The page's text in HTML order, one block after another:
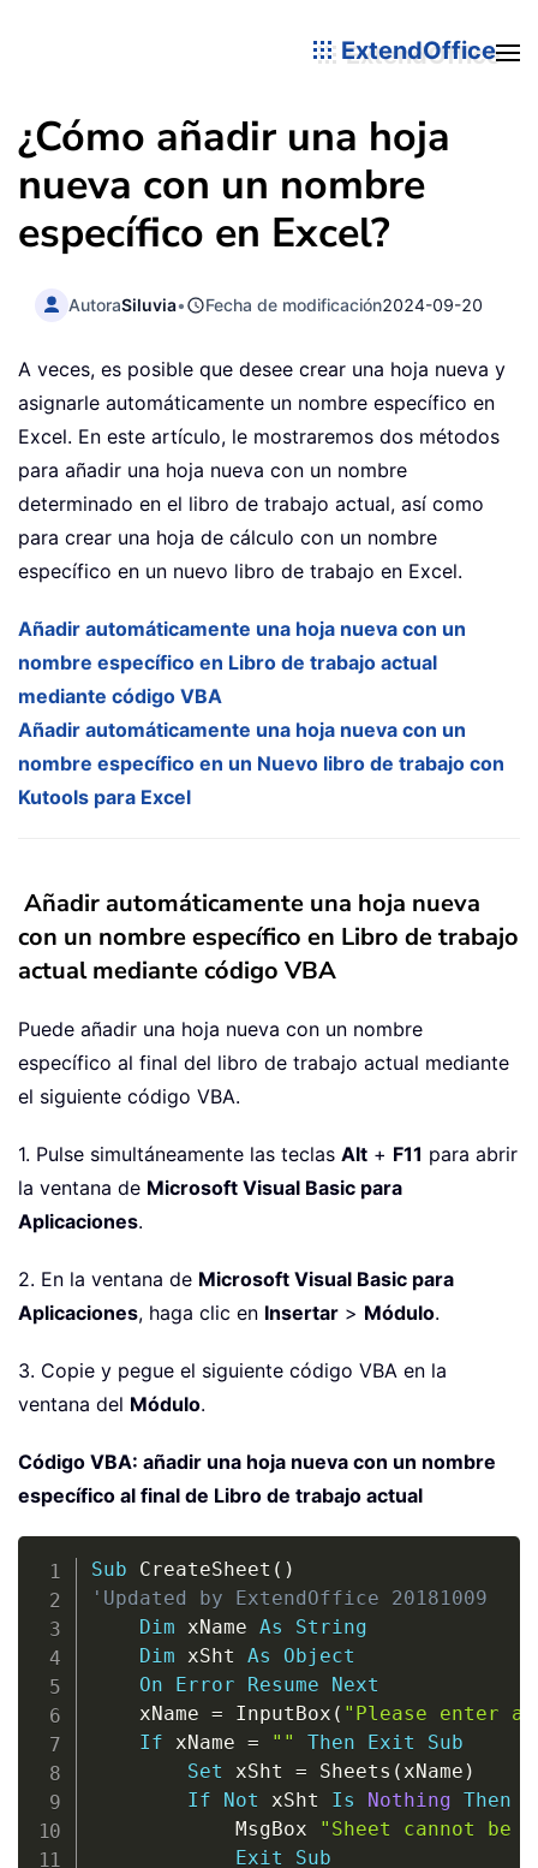
ExtendOffice
¿Cómo añadir una hoja
nueva con un nombre
específico en Excel?
AutoraSiluvia• Fecha de modificación2024-09-20
A veces, es posible que desee crear una hoja nueva y
asignarle automáticamente un nombre específico en
Excel. En este artículo, le mostraremos dos métodos
para añadir una hoja nueva con un nombre
determinado en el libro de trabajo actual, así como
para crear una hoja de cálculo con un nombre
específico en un nuevo libro de trabajo en Excel.
Añadir automáticamente una hoja nueva con un
nombre específico en Libro de trabajo actual
mediante código VBA
Añadir automáticamente una hoja nueva con un
nombre específico en un Nuevo libro de trabajo con
Kutools para Excel
Añadir automáticamente una hoja nueva
con un nombre específico en Libro de trabajo
actual mediante código VBA
Puede añadir una hoja nueva con un nombre
específico al final del libro de trabajo actual mediante
el siguiente código VBA.
1. Pulse simultáneamente las teclas Alt + F11 para abrir
la ventana de Microsoft Visual Basic para
Aplicaciones.
2. En la ventana de Microsoft Visual Basic para
Aplicaciones, haga clic en Insertar > Módulo.
3. Copie y pegue el siguiente código VBA en la
ventana del Módulo.
Código VBA: añadir una hoja nueva con un nombre
específico al final de Libro de trabajo actual
Sub CreateSheet ( )
'Updated by ExtendOffice 20181009
Dim xName As
String
Dim xSht As
Object
On
Error Resume
Next
    xName
= InputBox ( "Please enter a
If xName = "" Then Exit
Sub
Set xSht = Sheets ( xName )
If
Not xSht Is Nothing Then
            MsgBox
"Sheet cannot be
Exit
Sub